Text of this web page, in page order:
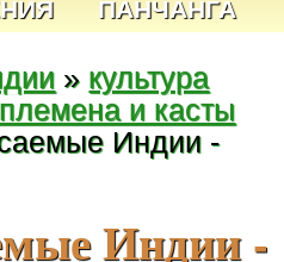
ПАНЧАНГА
» культура
и касты
Индии -
Индии -